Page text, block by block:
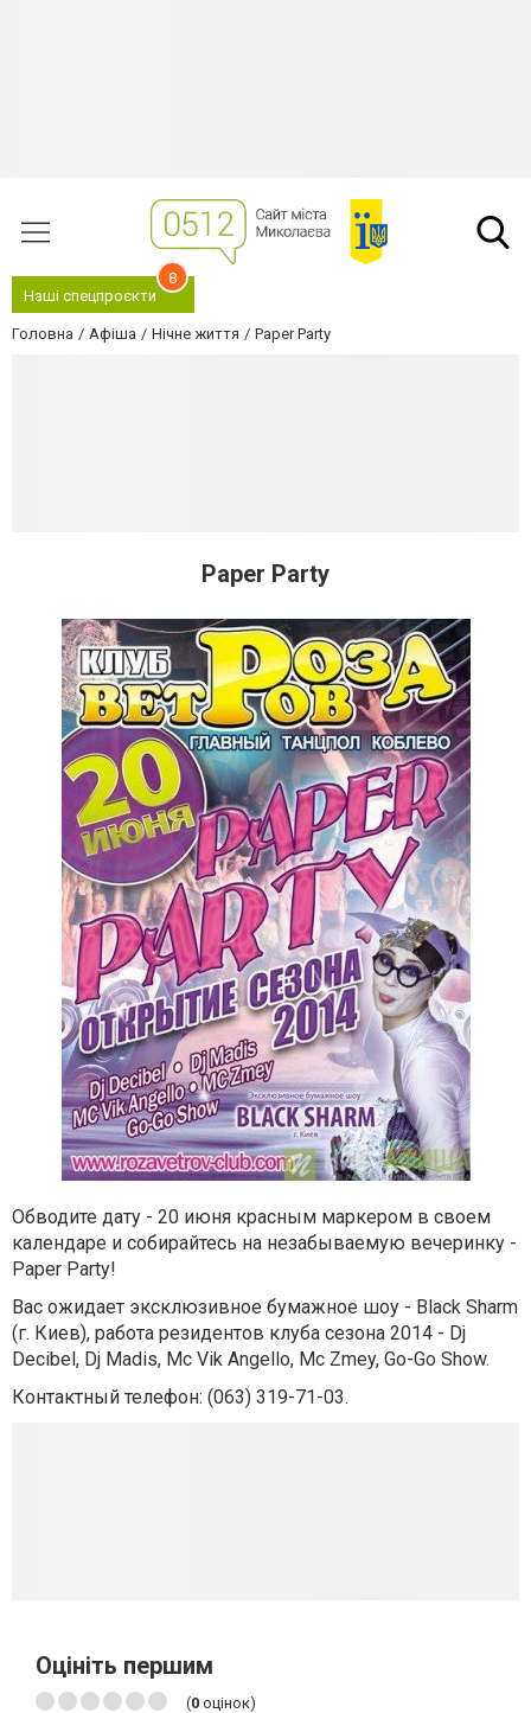
Наші спецпроєкти
8
Головна Афіша Нічне життя Paper Party
Paper Party
Обводите дату - 20 июня красным маркером в своем
календаре и собирайтесь на незабываемую вечеринку -
Paper Party!
Вас ожидает эксклюзивное бумажное шоу - Black Sharm
(г. Киев), работа резидентов клуба сезона 2014 - Dj
Decibel, Dj Madis, Mc Vik Angello, Mc Zmey, Go-Go Show.
Контактный телефон: (063) 319-71-03.
Оцініть першим
(0 оцінок)